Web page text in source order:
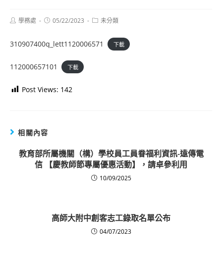
Post學務處
Post05/22/2023
Post未分類
310907400q_lett1120006571 下載
112000657101 下載
Post Views: 142
相關內容
教育部所屬機關（構）學校員工員眷福利資訊-遠傳電
信 【慶教師節專屬優惠活動】，請卓參利用
10/09/2025
高師大附中創客志工錄取名單公布
04/07/2023